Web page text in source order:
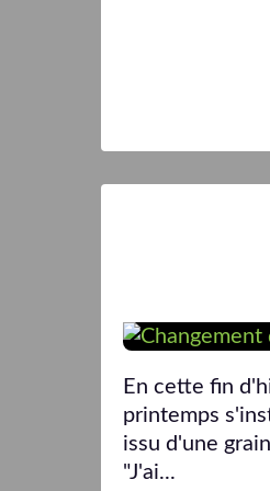
En cette fin
printemps
issu d'une
"J'ai...